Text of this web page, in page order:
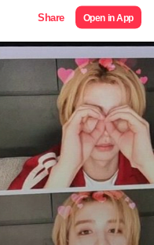
Share Open in App